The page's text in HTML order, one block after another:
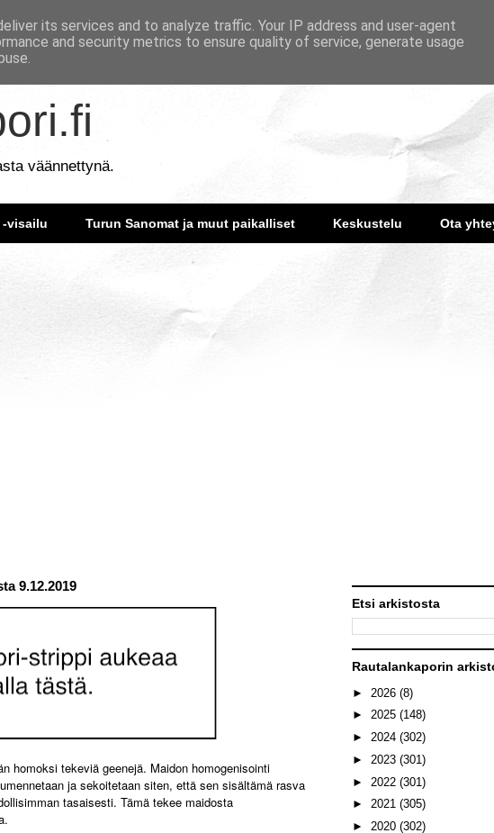
väännettynä.
visailu Turun Sanomat ja muut paikalliset Keskustelu Ota
9.12.2019
homoksi tekeviä geenejä. Maidon homogenisointi
ja sekoitetaan siten, että sen sisältämä rasva
tasaisesti. Tämä tekee maidosta
Etsi arkistosta
Rautalankaporin
► 2026 (8)
► 2025 (148)
► 2024 (302)
► 2023 (301)
► 2022 (301)
► 2021 (305)
► 2020 (302)
its services and to analyze traffic. Your IP address and user-agent
and security metrics to ensure quality of service, generate usage